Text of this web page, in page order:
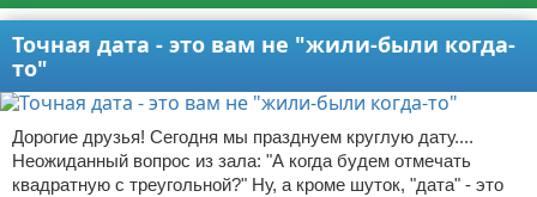
Точная дата - это вам не "жили-были когда-
то"
Дорогие друзья! Сегодня мы празднуем круглую дату....
Неожиданный вопрос из зала: "А когда будем отмечать
квадратную с треугольной?" Ну, а кроме шуток, "дата" - это